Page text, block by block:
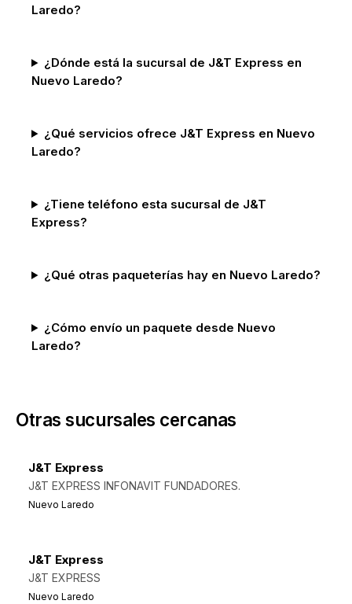
Laredo?
¿Dónde está la sucursal de J&T Express en
Nuevo Laredo?
¿Qué servicios ofrece J&T Express en Nuevo
Laredo?
¿Tiene teléfono esta sucursal de J&T
Express?
¿Qué otras paqueterías hay en Nuevo Laredo?
¿Cómo envío un paquete desde Nuevo
Laredo?
Otras sucursales cercanas
J&T Express
J&T EXPRESS INFONAVIT FUNDADORES.
Nuevo Laredo
J&T Express
J&T EXPRESS
Nuevo Laredo